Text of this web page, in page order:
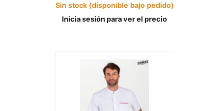
Sin stock (disponible bajo pedido)
Inicia sesión para ver el precio